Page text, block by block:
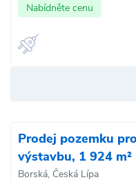
Nabídněte cenu
Prodej pozemku
výstavbu, 1 924 m²
Borská, Česká Lípa